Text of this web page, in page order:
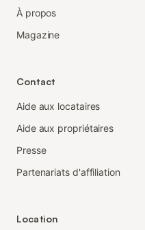
À propos
Magazine
Contact
Aide aux locataires
Aide aux propriétaires
Presse
Partenariats d'affiliation
Location